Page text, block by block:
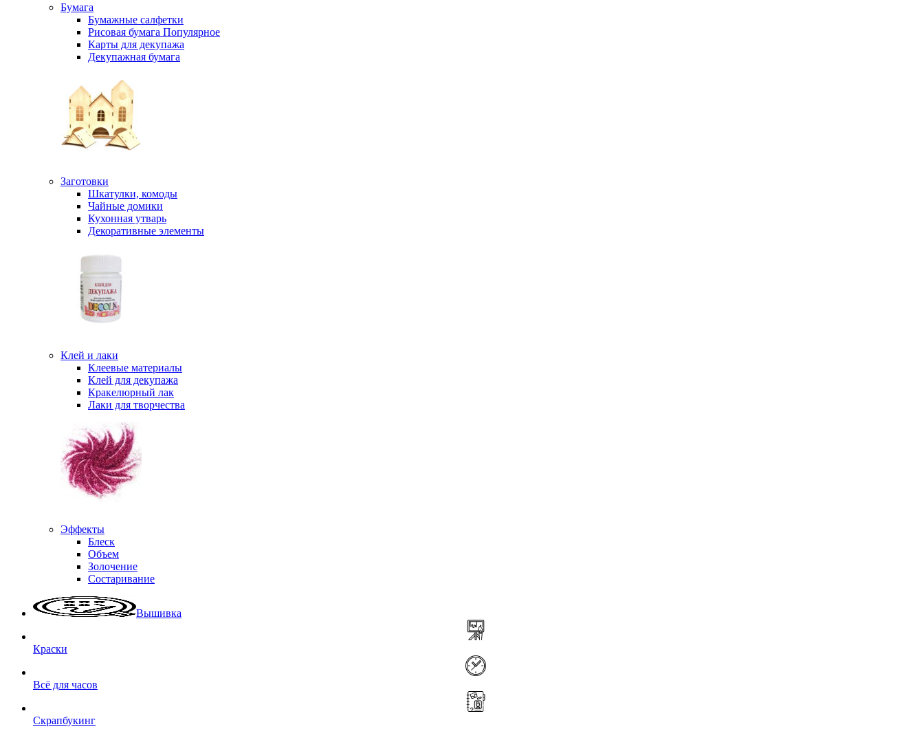
Бумага
Бумажные салфетки
Рисовая бумага Популярное
Карты для декупажа
Декупажная бумага
Заготовки
Шкатулки, комоды
Чайные домики
Кухонная утварь
Декоративные элементы
Клей и лаки
Клеевые материалы
Клей для декупажа
Кракелюрный лак
Лаки для творчества
Эффекты
Блеск
Объем
Золочение
Состаривание
Вышивка
Краски
Всё для часов
Скрапбукинг